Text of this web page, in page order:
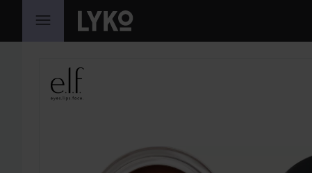
SIIRTYÄ JHK SISÄLTÖÖN
OHITA OSIO